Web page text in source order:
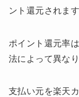
ント還元されます
ポイント還元率
法によって異なり
支払い元を楽天